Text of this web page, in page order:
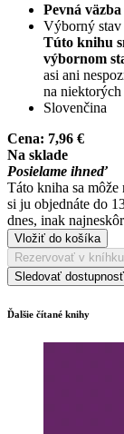
Pevná väzba
Výborný stav
Túto knihu
výbornom
asi ani
na
Slovenčina
Cena: 7,96 €
Na sklade
Posielame ihneď
Táto kniha sa
si ju objednáte do
dnes, inak
Vložiť do košíka
Rezervovať v
Sledovať dostupnosť
Ďalšie čítané knihy